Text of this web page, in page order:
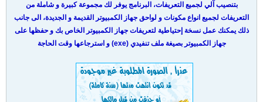
بتنصيب آلي لجميع التعريفات، البرنامج يوفر لك مجموعة كبيرة و شاملة من
التعريفات لجميع انواع مكونات و لواحق جهاز الكمبيوتر القديمة و الجديدة، الى جانب
ذلك يمكنك عمل نسخة إحتياطية لتعريفات جهاز الكمبيوتر الخاص بك و حفظها على
جهاز الكمبيوتر بصيغة ملف تنفيدي (exe) و استرجاعها وقت الحاجة